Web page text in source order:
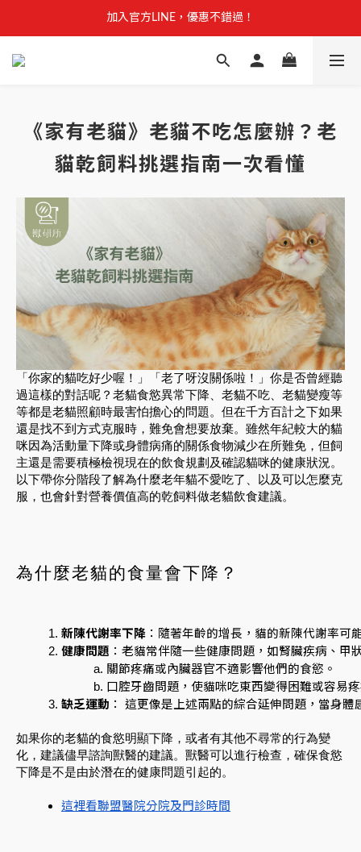
【安心聲明】 獸研所全品項未使用問題油品，點我看詳情 →
加入官方LINE，優惠不錯過！
【安心聲明】 獸研所全品項未使用問題油品，點我看詳情 →
《家有老貓》老貓不吃怎麼辦？老
貓乾飼料挑選指南一次看懂
「你家的貓吃好少喔！」「老了呀沒關係啦！」你是否曾經聽
過這樣的對話呢？老貓食慾異常下降、老貓不吃、老貓變瘦等
等都是老貓照顧時最害怕擔心的問題。但在千方百計之下如果
還是找不到方式克服時，難免會想要放棄。雖然年紀較大的貓
咪因為活動量下降或身體病痛的關係食物減少在所難免，但飼
主還是需要積極檢視現在的飲食規劃及確認貓咪的健康狀況。
以下帶你分階段了解為什麼老年貓不愛吃了、以及可以怎麼克
服，也會針對營養價值高的乾飼料做老貓飲食建議。
為什麼老貓的食量會下降？
新陳代謝率下降 ：隨著年齡的增長，貓的新陳代謝率
健康問題 ：老貓常伴隨一些健康問題，如腎臟疾病、
關節疼痛或內臟器官不適影響他們的食慾。
口腔牙齒問題，使貓咪吃東西變得困難或容易
缺乏運動 ： 這更像是上述兩點的綜合延伸問題，當身
如果你的老貓的食慾明顯下降，或者有其他不尋常的行為變
化，建議儘早諮詢獸醫的建議。獸醫可以進行檢查，確保食慾
下降是不是由於潛在的健康問題引起的。
這裡看聯盟醫院分院及門診時間